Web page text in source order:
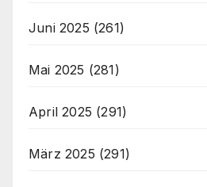
Juni 2025 (261)
Mai 2025 (281)
April 2025 (291)
März 2025 (291)